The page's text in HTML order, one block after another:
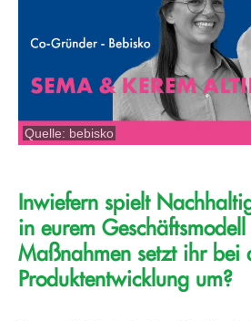
Quelle: bebisko
Inwiefern spielt
in eurem
Maßnahmen setzt ihr bei
Produktentwicklung um?